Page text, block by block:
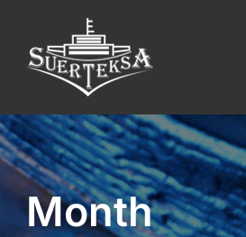
Month